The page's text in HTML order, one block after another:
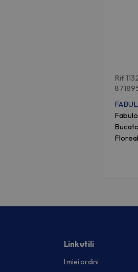
Link utili
I miei ordini